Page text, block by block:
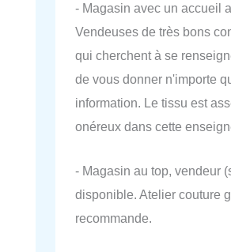
- Magasin avec un accueil
Vendeuses de très bons
qui cherchent à se
de vous donner n'importe
information. Le tissu est
onéreux dans cette
- Magasin au top, vendeur
disponible. Atelier couture
recommande.